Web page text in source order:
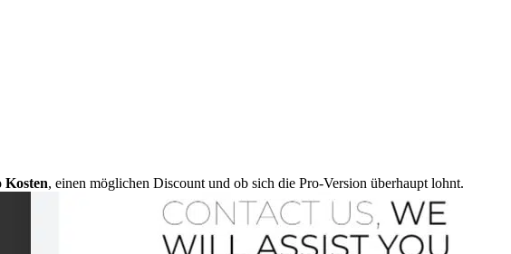
Kosten, einen möglichen Discount und ob sich die Pro-Version überhaupt lohnt.